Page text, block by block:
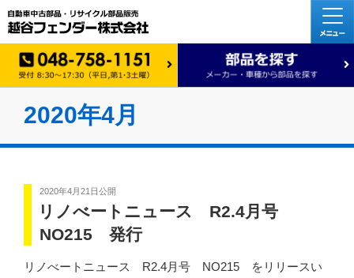
2020年4月
2020年4月21日公開
リノべートニュース R2.4月号
NO215 発行
リノべートニュース R2.4月号 NO215 をリリースい